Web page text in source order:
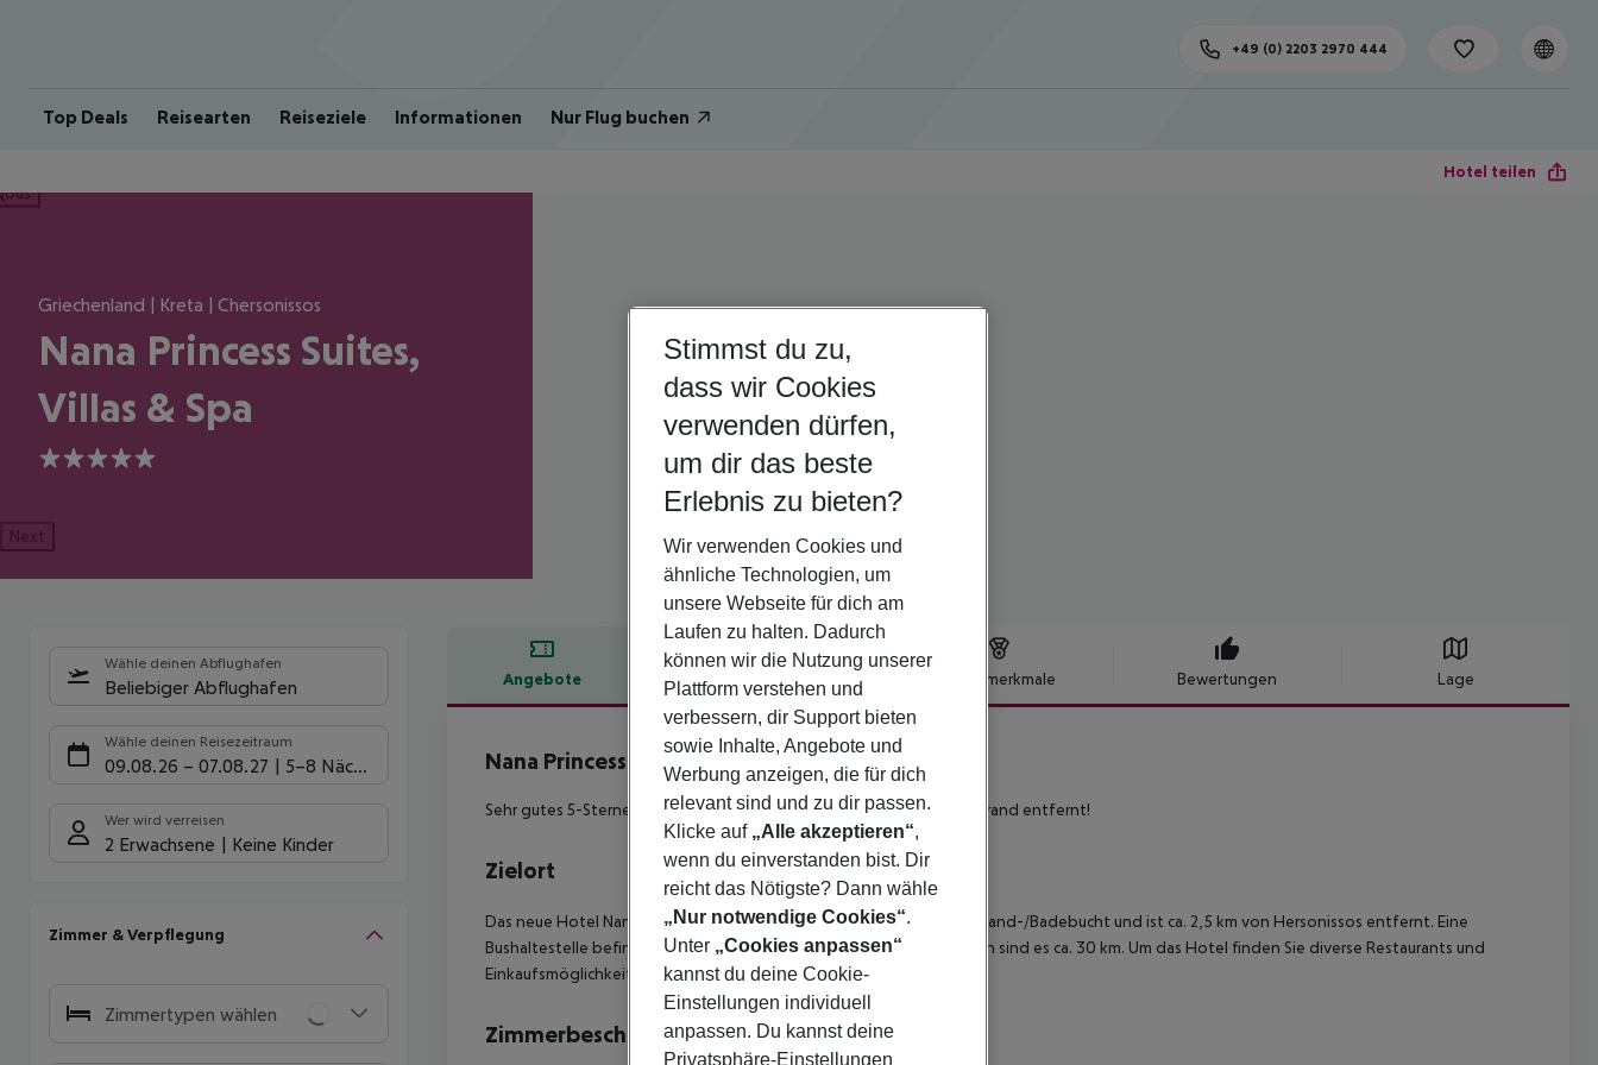
Top Deals Reisearten Reiseziele Informationen Nur Flug buchen
+49 (0) 2203 2970 444
Hotel teilen
Griechenland | Kreta | Chersonissos
Nana Princess Suites,
Villas & Spa
5
Next
Wähle deinen Abflughafen
Beliebiger Abflughafen
Wähle deinen Reisezeitraum
09.08.26 – 07.08.27 5-8 Nächte
Wer wird verreisen
2 Erwachsene Keine Kinder
Zimmer & Verpflegung
Zimmertypen wählen
Angebote Hotelbeschreibung Hotelmerkmale Bewertungen Lage
Hotelbeschreibung
Nana Princess Suites, Villas & Spa
5
Sehr gutes 5-Sterne-Hotel in Chersonissos nur wenige Meter vom Strand entfernt!
Zielort
Das neue Hotel Nana Princess befindet sich direkt an einer privaten Sand-/Badebucht und ist ca. 2,5 km von Hersonissos entfernt. Eine
Bushaltestelle befindet sich in unmittelbarer Nähe und nach Heraklion sind es ca. 30 km. Um das Hotel finden Sie diverse Restaurants und
Einkaufsmöglichkeiten.
Zimmerbeschreibung
Stimmst du zu,
dass wir Cookies
verwenden dürfen,
um dir das beste
Erlebnis zu bieten?
Wir verwenden Cookies und
ähnliche Technologien, um
unsere Webseite für dich am
Laufen zu halten. Dadurch
können wir die Nutzung unserer
Plattform verstehen und
verbessern, dir Support bieten
sowie Inhalte, Angebote und
Werbung anzeigen, die für dich
relevant sind und zu dir passen.
Klicke auf „Alle akzeptieren“,
wenn du einverstanden bist. Dir
reicht das Nötigste? Dann wähle
„Nur notwendige Cookies“.
Unter „Cookies anpassen“
kannst du deine Cookie-
Einstellungen individuell
anpassen. Du kannst deine
Privatsphäre-Einstellungen